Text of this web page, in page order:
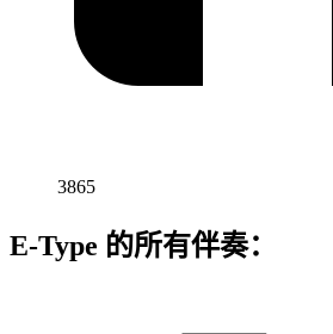
3865
E-Type 的所有伴奏：